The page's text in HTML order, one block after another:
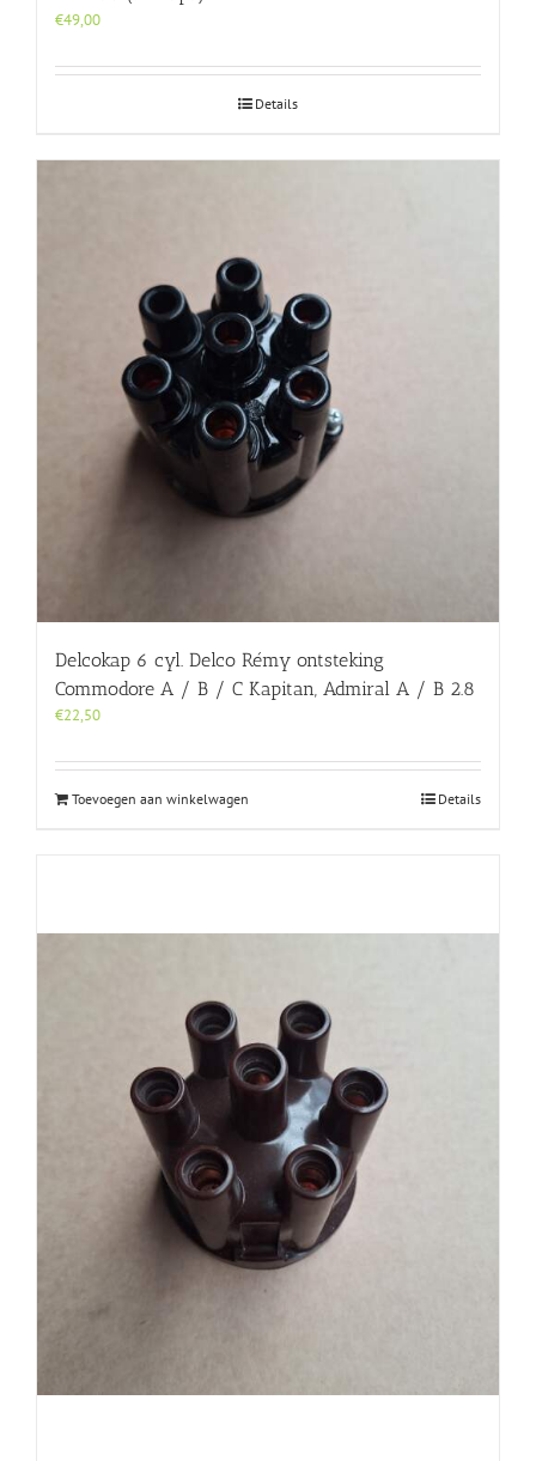
€49,00
Details
Delcokap 6 cyl. Delco Rémy ontsteking
Commodore A / B / C Kapitan, Admiral A / B 2.8
€22,50
Toevoegen aan winkelwagen Details